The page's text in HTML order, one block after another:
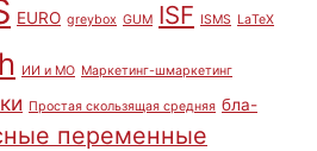
EURO greybox GUM ISF ISMS LaTeX
ИИ и МО Маркетинг-шмаркетинг
Простая скользящая средняя бла-
переменные